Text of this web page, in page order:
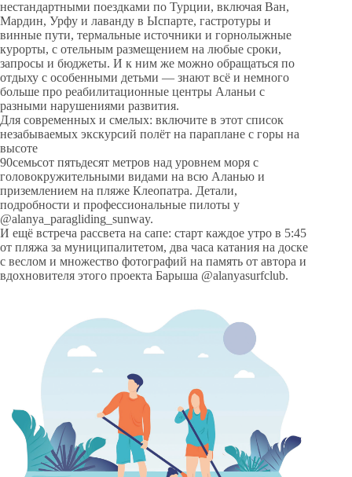
нестандартными поездками по Турции, включая Ван,
Мардин, Урфу и лаванду в Ыспарте, гастротуры и
винные пути, термальные источники и горнолыжные
курорты, с отельным размещением на любые сроки,
запросы и бюджеты. И к ним же можно обращаться по
отдыху с особенными детьми — знают всё и немного
больше про реабилитационные центры Аланьи с
разными нарушениями развития.
Для современных и смелых: включите в этот список
незабываемых экскурсий полёт на параплане с горы на
высоте
90семьсот пятьдесят метров над уровнем моря с
головокружительными видами на всю Аланью и
приземлением на пляже Клеопатра. Детали,
подробности и профессиональные пилоты у
@alanya_paragliding_sunway.
И ещё встреча рассвета на сапе: старт каждое утро в 5:45
от пляжа за муниципалитетом, два часа катания на доске
с веслом и множество фотографий на память от автора и
вдохновителя этого проекта Барыша @alanyasurfclub.